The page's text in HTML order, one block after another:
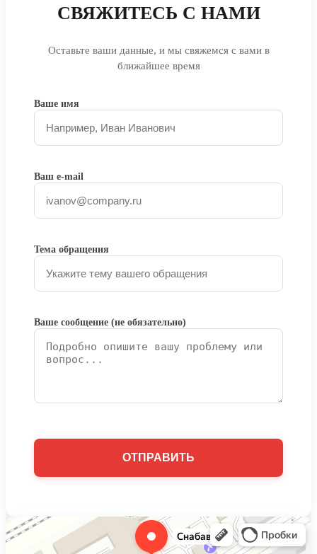
СВЯЖИТЕСЬ С НАМИ
Оставьте ваши данные, и мы свяжемся с вами в
ближайшее время
Ваше имя
Ваш e-mail
Тема обращения
Ваше сообщение (не обязательно)